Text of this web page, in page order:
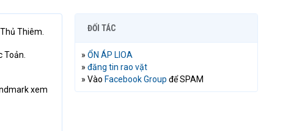
Thiêm.
Toản.
xem
ĐỐI TÁC
» ỔN ÁP LIOA
» đăng tin rao vặt
» Vào Facebook Group để SPAM